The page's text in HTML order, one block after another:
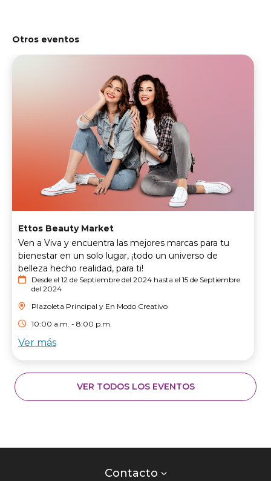
Otros eventos
Ettos Beauty Market
Ven a Viva y encuentra las mejores marcas para tu
bienestar en un solo lugar, ¡todo un universo de
belleza hecho realidad, para ti!
Desde el 12 de Septiembre del 2024 hasta el 15 de Septiembre
del 2024
Plazoleta Principal y En Modo Creativo
10:00 a.m. - 8:00 p.m.
Ver más
VER TODOS LOS EVENTOS
Contacto